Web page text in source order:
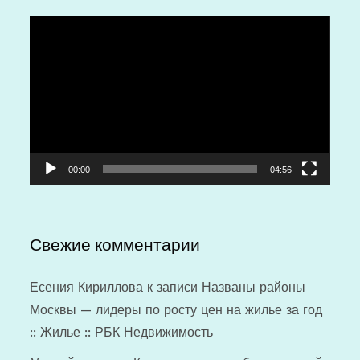
00:00 04:56
Свежие комментарии
Есения Кириллова к записи Названы районы
Москвы — лидеры по росту цен на жилье за год
:: Жилье :: РБК Недвижимость